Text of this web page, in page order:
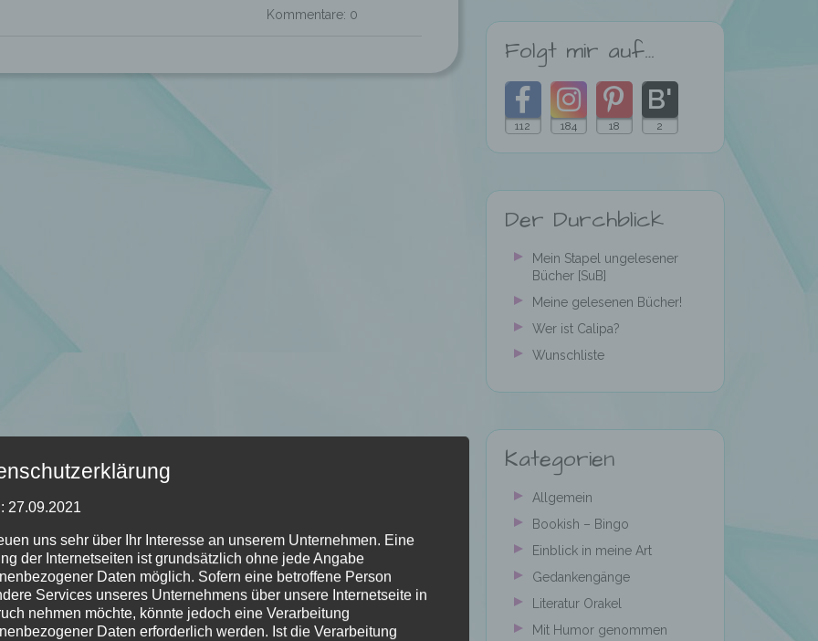
Kommentare: 0
Folgt mir auf…
auf
Facebook
112
auf
Instagram
184
auf
Pinterest
18
Blog
2
Der Durchblick
Mein Stapel ungelesener
Bücher [SuB]
Meine gelesenen Bücher!
Wer ist Calipa?
Wunschliste
Kategorien
Allgemein
Bookish – Bingo
Einblick in meine Art
Gedankengänge
Literatur Orakel
Mit Humor genommen
27.09.2021
uns sehr über Ihr Interesse an unserem Unternehmen. Eine
der Internetseiten ist grundsätzlich ohne jede Angabe
Daten möglich. Sofern eine betroffene Person
Services unseres Unternehmens über unsere Internetseite in
nehmen möchte, könnte jedoch eine Verarbeitung
Daten erforderlich werden. Ist die Verarbeitung